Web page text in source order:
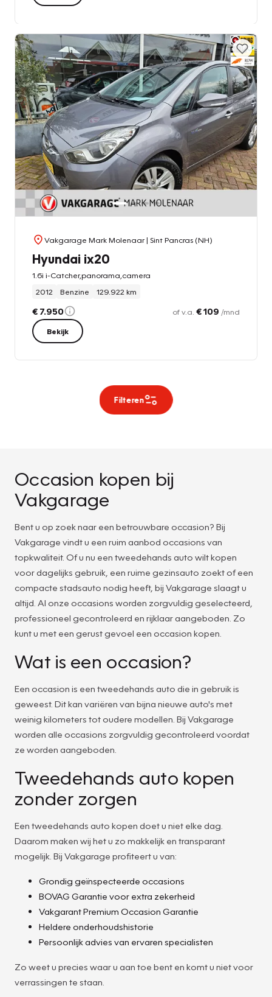
Vakgarage Mark Molenaar| Sint Pancras (NH)
Hyundai ix20
1.6i i-Catcher,panorama,camera
2012
Benzine 129.922 km
€ 7.950 of v.a. € 109 /mnd
Bekijk
Filteren
Occasion kopen bij
Vakgarage
Bent u op zoek naar een betrouwbare occasion? Bij
Vakgarage vindt u een ruim aanbod occasions van
topkwaliteit. Of u nu een tweedehands auto wilt kopen
voor dagelijks gebruik, een ruime gezinsauto zoekt of een
compacte stadsauto nodig heeft, bij Vakgarage slaagt u
altijd. Al onze occasions worden zorgvuldig geselecteerd,
professioneel gecontroleerd en rijklaar aangeboden. Zo
kunt u met een gerust gevoel een occasion kopen.
Wat is een occasion?
Een occasion is een tweedehands auto die in gebruik is
geweest. Dit kan variëren van bijna nieuwe auto's met
weinig kilometers tot oudere modellen. Bij Vakgarage
worden alle occasions zorgvuldig gecontroleerd voordat
ze worden aangeboden.
Tweedehands auto kopen
zonder zorgen
Een tweedehands auto kopen doet u niet elke dag.
Daarom maken wij het u zo makkelijk en transparant
mogelijk. Bij Vakgarage profiteert u van:
Grondig geïnspecteerde occasions
BOVAG Garantie voor extra zekerheid
Vakgarant Premium Occasion Garantie
Heldere onderhoudshistorie
Persoonlijk advies van ervaren specialisten
Zo weet u precies waar u aan toe bent en komt u niet voor
verrassingen te staan.